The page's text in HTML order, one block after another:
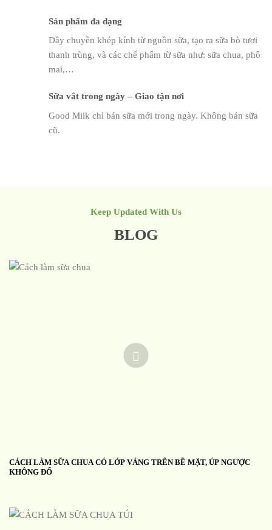
Sản phẩm đa dạng
Dây chuyền khép kính từ nguồn sữa, tạo ra sữa bò tươi
thanh trùng, và các chế phẩm từ sữa như: sữa chua, phô
mai,…
Sữa vắt trong ngày – Giao tận nơi
Good Milk chỉ bán sữa mới trong ngày. Không bán sữa
cũ.
Keep Updated With Us
BLOG
CÁCH LÀM SỮA CHUA CÓ LỚP VÁNG TRÊN BỀ MẶT, ÚP NGƯỢC
KHÔNG ĐỔ